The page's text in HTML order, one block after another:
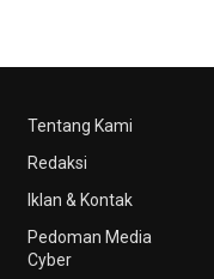
Tentang Kami
Redaksi
Iklan & Kontak
Pedoman Media
Cyber